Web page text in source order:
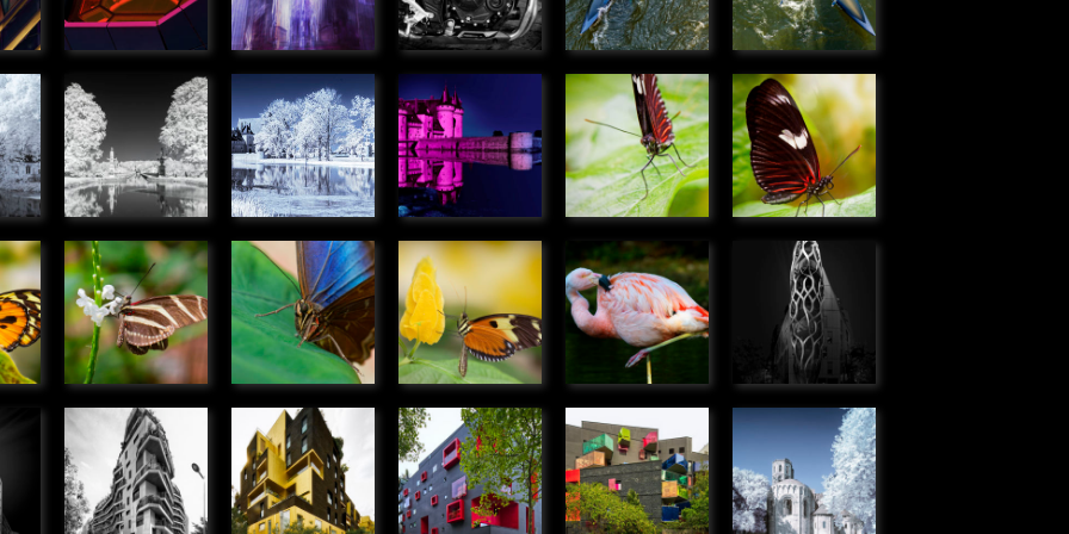
» Humanité » Humanité
Pont-Canal
de Briare
» Panoramique
Château de
Sully-sur-
Loire
» Panoramique
Château de
Sully-sur-
Loire
» Panoramique
Heliconius
doris
» Microcosmos
Heliconius
doris
» Microcosmos
Heliconius
charithonias
» Microcosmos
Caligo
eurilochus
» Microcosmos
Danaus
chrysippus
» Microcosmos
Flamant
rose du
Chili
» Faune
Immeuble
rue de
Meudon,
Boulogne
Billancourt
» Urbain
Immeuble
Av Emile
Zola,
Boulogne
Immeuble
rue M.
Bontemps,
Boulogne
Immeuble
Av Emile
Zola,
Boulogne
Immeuble
allée R.
Doisneau,
Boulogne
Abbaye de
La Sauve-
Majeure
» Urbain